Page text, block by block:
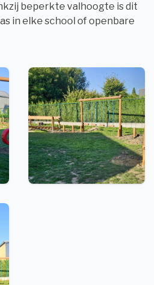
beperkte valhoogte is dit
in elke school of openbare